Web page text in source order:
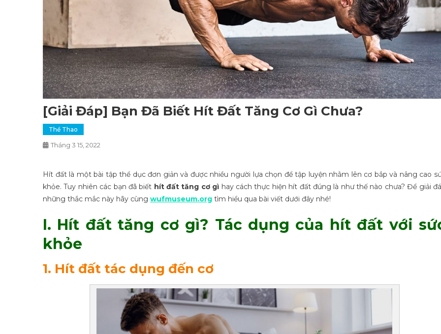
[Giải Đáp] Bạn Đã Biết Hít Đất Tăng Cơ Gì Chưa?
Thể Thao
Tháng 3 15, 2022
Hít đất là một bài tập thể dục đơn giản và được nhiều người lựa chọn để tập luyện nhằm lên cơ bắp và nâng cao
khỏe. Tuy nhiên các bạn đã biết hít đất tăng cơ gì hay cách thực hiện hít đất đúng là như thế nào chưa? Để giải
những thắc mắc này hãy cùng wufmuseum.org tìm hiểu qua bài viết dưới đây nhé!
I. Hít đất tăng cơ gì? Tác dụng của hít đất với
khỏe
1. Hít đất tác dụng đến cơ